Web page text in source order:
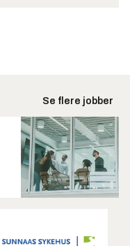
Se flere jobber